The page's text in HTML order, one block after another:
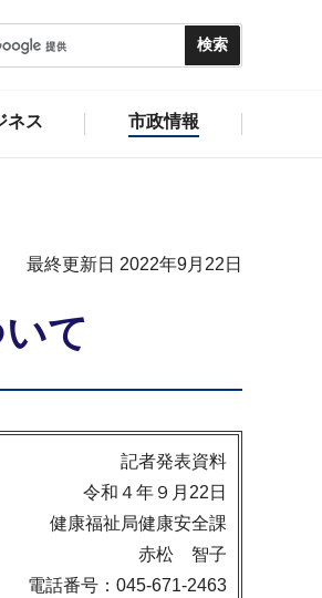
ネス 市政情報
最終更新日 2022年9月22日
て
記者発表資料
令和４年９月22日
健康福祉局健康安全課
赤松 智子
電話番号：045-671-2463